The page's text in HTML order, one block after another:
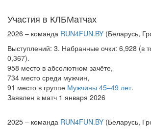
Участия в КЛБМатчах
2026 – команда RUN4FUN.BY (Беларусь,
Выступлений: 3. Набранные очки: 6,928 (в
0,367).
958 место в абсолютном зачёте,
734 место среди мужчин,
91 место в группе Мужчины 45–49 лет.
Заявлен в матч 1 января 2026
2025 – команда RUN4FUN.BY (Беларусь,